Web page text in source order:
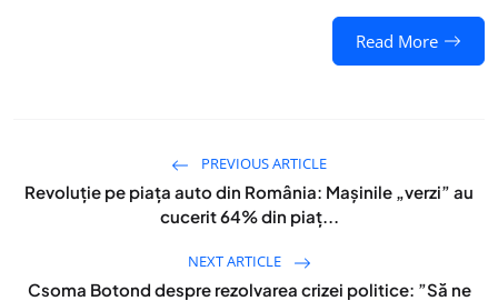
Read More
PREVIOUS ARTICLE
Revoluție pe piața auto din România: Mașinile „verzi” au
cucerit 64% din piaț...
NEXT ARTICLE
Csoma Botond despre rezolvarea crizei politice: ”Să ne